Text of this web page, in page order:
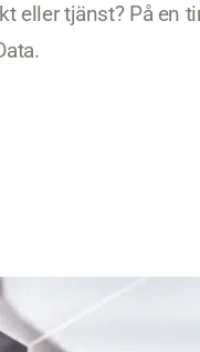
eller tjänst? På en